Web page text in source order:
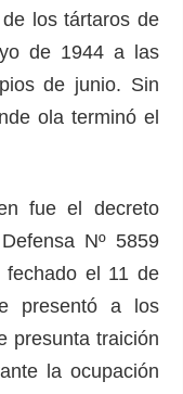
los tártaros de
de 1944 a las
de junio. Sin
ola terminó el
fue el decreto
Nº 5859
fechado el 11 de
presentó a los
presunta traición
la ocupación